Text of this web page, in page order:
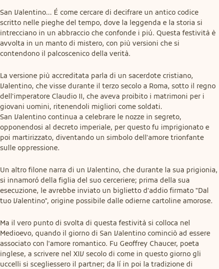
San Valentino... É come cercare di decifrare un antico codice
scritto nelle pieghe del tempo, dove la leggenda e la storia si
intrecciano in un abbraccio che confonde i piú. Questa festività è
avvolta in un manto di mistero, con più versioni che si
contendono il palcoscenico della verità.
La versione più accreditata parla di un sacerdote cristiano,
Valentino, che visse durante il terzo secolo a Roma, sotto il regno
dell'imperatore Claudio II, che aveva proibito i matrimoni per i
giovani uomini, ritenendoli migliori come soldati.
San Valentino continua a celebrare le nozze in segreto,
opponendosi al decreto imperiale, per questo fu imprigionato e
poi martirizzato, diventando un simbolo dell'amore trionfante
sulle oppressione.
Un altro filone narra di un Valentino, che durante la sua prigionia,
si innamoró della figlia del suo cerceriere; prima della sua
esecuzione, le avrebbe inviato un biglietto d'addio firmato "Dal
tuo Valentino", origine possibile dalle odierne cartoline amorose.
Ma il vero punto di svolta di questa festività si colloca nel
Medioevo, quando il giorno di San Valentino cominciò ad essere
associato con l'amore romantico. Fu Geoffrey Chaucer, poeta
inglese, a scrivere nel XIV secolo di come in questo giorno gli
uccelli si scegliessero il partner; da lí in poi la tradizione di